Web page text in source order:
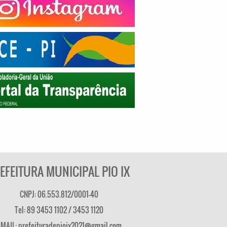
MUNICIPAL PIO IX
CNPJ: 06.553.812/0001-40
Tel: 89 3453 1102 / 3453 1120